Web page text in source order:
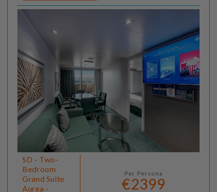
SD - Two-
Bedroom
Grand Suite
Aurea -
Per Persona
€2399